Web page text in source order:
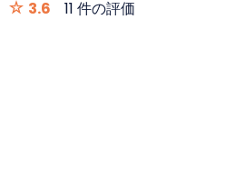
3.6 11 件の評価